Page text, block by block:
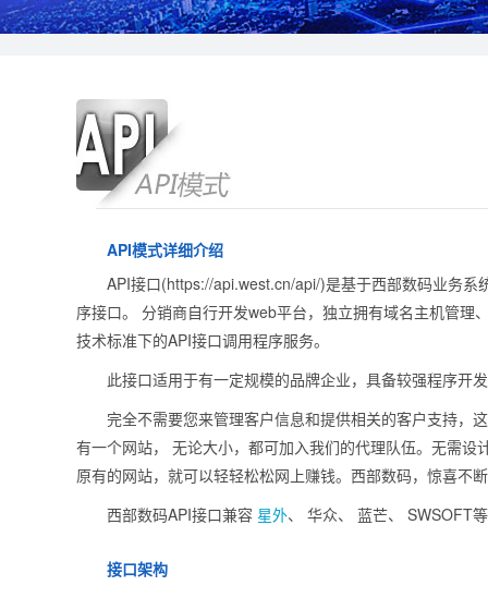
API模式详细介绍
API接口(https://api.west.cn/api/)是基于西部数码业务
序接口。 分销商自行开发web平台，独立拥有域名主机管
技术标准下的API接口调用程序服务。
此接口适用于有一定规模的品牌企业，具备较强程序开
完全不需要您来管理客户信息和提供相关的客户支持，
有一个网站， 无论大小，都可加入我们的代理队伍。无需
原有的网站，就可以轻轻松松网上赚钱。西部数码，惊喜不
西部数码API接口兼容 星外、 华众、 蓝芒、 SWSOFT
接口架构